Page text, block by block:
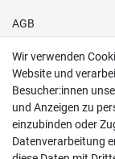
AGB
Shop
Kontakt
Versand & Zahlung
Wir verwenden
Website und
Besucher:innen
und Anzeigen zu
einzubinden oder
Datenverarbeitung